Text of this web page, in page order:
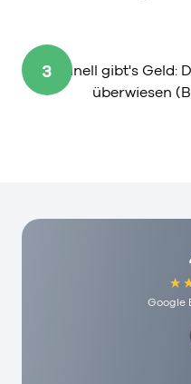
3
So schnell gibt's Geld:
überwiesen
Google